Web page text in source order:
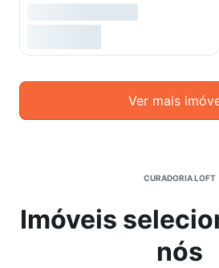
Ver mais
CURADORIA LOFT
Imóveis
nós